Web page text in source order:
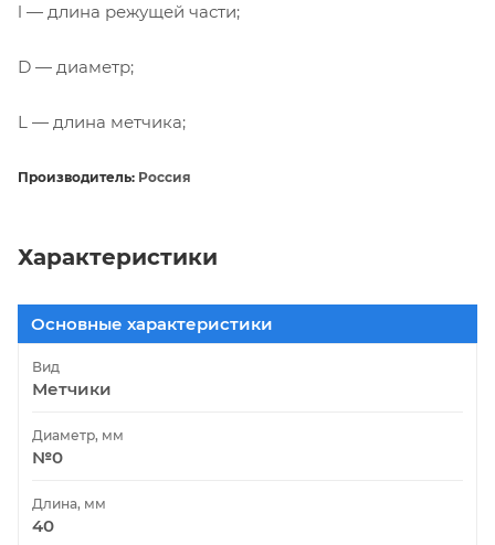
l — длина режущей части;
D — диаметр;
L — длина метчика;
Производитель: Россия
Характеристики
Основные характеристики
Вид
Метчики
Диаметр, мм
№0
Длина, мм
40